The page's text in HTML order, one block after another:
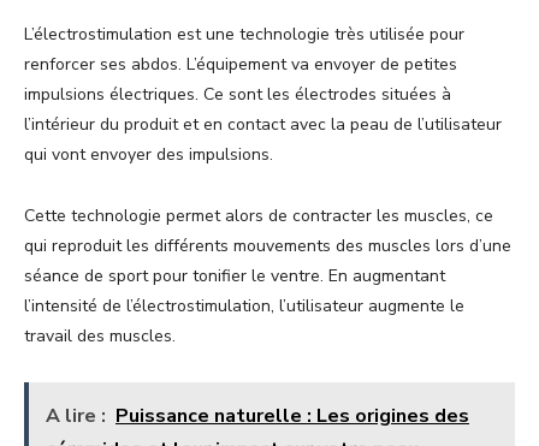
L’électrostimulation est une technologie très utilisée pour
renforcer ses abdos. L’équipement va envoyer de petites
impulsions électriques. Ce sont les électrodes situées à
l’intérieur du produit et en contact avec la peau de l’utilisateur
qui vont envoyer des impulsions.
Cette technologie permet alors de contracter les muscles, ce
qui reproduit les différents mouvements des muscles lors d’une
séance de sport pour tonifier le ventre. En augmentant
l’intensité de l’électrostimulation, l’utilisateur augmente le
travail des muscles.
A lire : Puissance naturelle : Les origines des